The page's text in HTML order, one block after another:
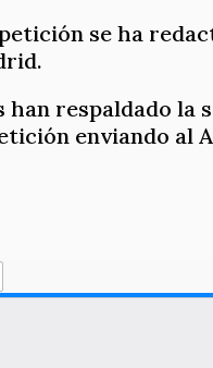
se ha
han respaldado
enviando al